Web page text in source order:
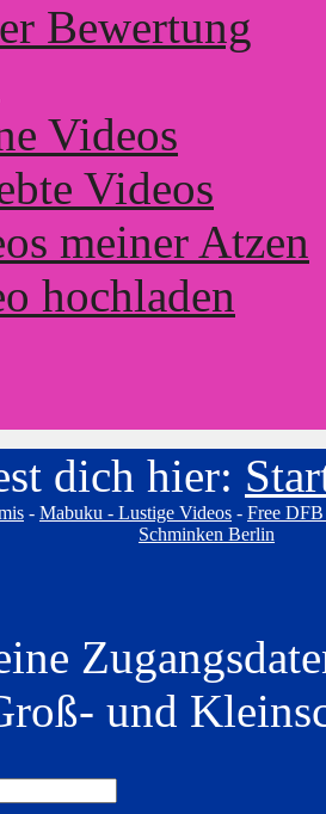
Bewertung
Videos
Videos
meiner Atzen
hochladen
dich hier:
- Mabuku - Lustige Videos - Free
Schminken Berlin
und